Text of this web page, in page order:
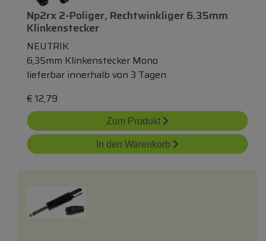
Np2rx 2-Poliger, Rechtwinkliger 6.35mm
Klinkenstecker
NEUTRIK
6,35mm Klinkenstecker Mono
lieferbar innerhalb von 3 Tagen
€ 12,79
Zum Produkt
In den Warenkorb